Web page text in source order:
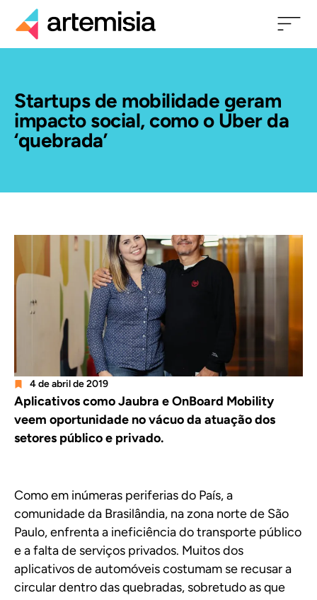
Startups de mobilidade geram
impacto social, como o Uber da
‘quebrada’
4 de abril de 2019
Aplicativos como Jaubra e OnBoard Mobility
veem oportunidade no vácuo da atuação dos
setores público e privado.
Como em inúmeras periferias do País, a
comunidade da Brasilândia, na zona norte de São
Paulo, enfrenta a ineficiência do transporte público
e a falta de serviços privados. Muitos dos
aplicativos de automóveis costumam se recusar a
circular dentro das quebradas, sobretudo as que